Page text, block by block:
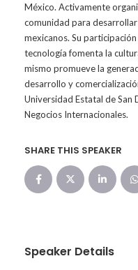
México. Activamente
comunidad para
mexicanos. Su
tecnología fomenta la
mismo promueve la
desarrollo y
Universidad Estatal de San
Negocios Internacionales.
SHARE THIS SPEAKER
Speaker Details